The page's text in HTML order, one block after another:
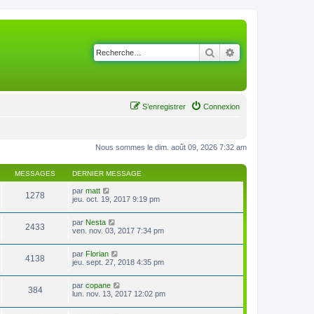
Rechercher
Connexion
S’enregistrer
Nous sommes le dim. août 09, 2026 7:32 am
MESSAGES DERNIER MESSAGE
1278 par matt
o
r
l
e
r
n
i
e
r
m
e
jeu. oct. 19, 2017 9:19 pm
2433 par Nesta
o
r
l
e
r
n
i
ven. nov. 03, 2017 7:34 pm
4138 par Florian
o
r
l
e
jeu. sept. 27, 2018 4:35 pm
384 par copane
o
r
lun. nov. 13, 2017 12:02 pm